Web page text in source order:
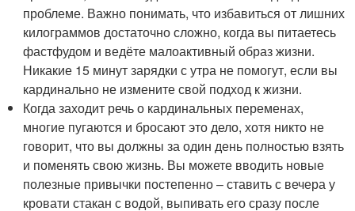
проблеме. Важно понимать, что избавиться от лишних
килограммов достаточно сложно, когда вы питаетесь
фастфудом и ведёте малоактивный образ жизни.
Никакие 15 минут зарядки с утра не помогут, если вы
кардинально не измените свой подход к жизни.
Когда заходит речь о кардинальных переменах,
многие пугаются и бросают это дело, хотя никто не
говорит, что вы должны за один день полностью взять
и поменять свою жизнь. Вы можете вводить новые
полезные привычки постепенно – ставить с вечера у
кровати стакан с водой, выпивать его сразу после